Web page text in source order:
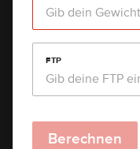
FTP
Berechnen